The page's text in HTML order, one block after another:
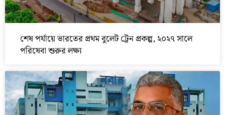
শেষ পর্যায়ে ভারতের প্রথম বুলেট ট্রেন প্রকল্প, ২০২৭ সালে
পরিষেবা শুরুর লক্ষ্য